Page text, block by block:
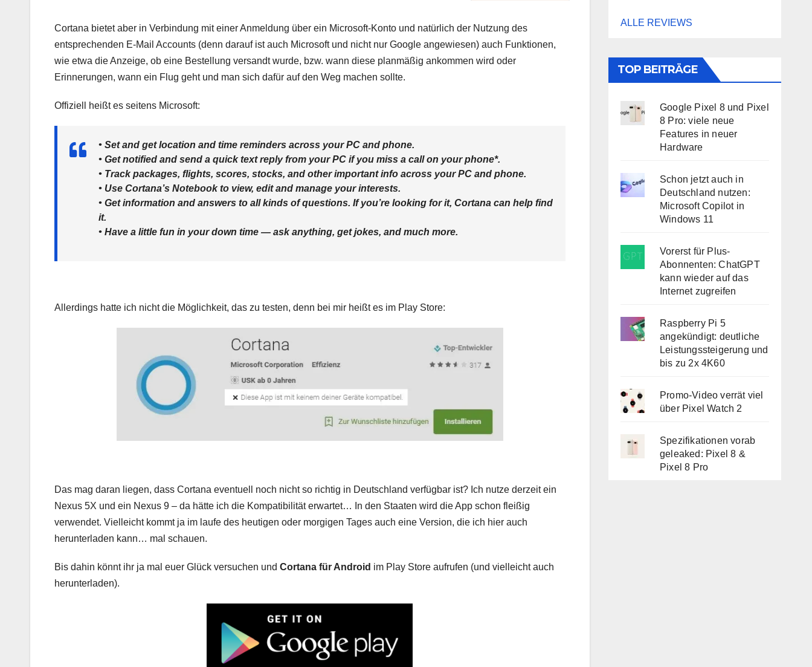
Cortana bietet aber in Verbindung mit einer Anmeldung über ein Microsoft-Konto und natürlich der Nutzung des
entsprechenden E-Mail Accounts (denn darauf ist auch Microsoft und nicht nur Google angewiesen) auch Funktionen,
wie etwa die Anzeige, ob eine Bestellung versandt wurde, bzw. wann diese planmäßig ankommen wird oder
Erinnerungen, wann ein Flug geht und man sich dafür auf den Weg machen sollte.
Offiziell heißt es seitens Microsoft:
• Set and get location and time reminders across your PC and phone.
• Get notified and send a quick text reply from your PC if you miss a call on your phone*.
• Track packages, flights, scores, stocks, and other important info across your PC and phone.
• Use Cortana’s Notebook to view, edit and manage your interests.
• Get information and answers to all kinds of questions. If you’re looking for it, Cortana can help find
it.
• Have a little fun in your down time — ask anything, get jokes, and much more.
Allerdings hatte ich nicht die Möglichkeit, das zu testen, denn bei mir heißt es im Play Store:
Das mag daran liegen, dass Cortana eventuell noch nicht so richtig in Deutschland verfügbar ist? Ich nutze derzeit ein
Nexus 5X und ein Nexus 9 – da hätte ich die Kompatibilität erwartet… In den Staaten wird die App schon fleißig
verwendet. Vielleicht kommt ja im laufe des heutigen oder morgigen Tages auch eine Version, die ich hier auch
herunterladen kann… mal schauen.
Bis dahin könnt ihr ja mal euer Glück versuchen und Cortana für Android im Play Store aufrufen (und vielleicht auch
herunterladen).
ALLE REVIEWS
TOP BEITRÄGE
Google Pixel 8 und Pixel
8 Pro: viele neue
Features in neuer
Hardware
Schon jetzt auch in
Deutschland nutzen:
Microsoft Copilot in
Windows 11
Vorerst für Plus-
Abonnenten: ChatGPT
kann wieder auf das
Internet zugreifen
Raspberry Pi 5
angekündigt: deutliche
Leistungssteigerung und
bis zu 2x 4K60
Promo-Video verrät viel
über Pixel Watch 2
Spezifikationen vorab
geleaked: Pixel 8 &
Pixel 8 Pro